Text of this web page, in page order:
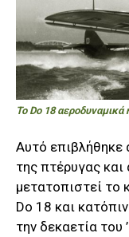
To Do 18
Αυτό επιβλήθηκε
της πτέρυγας
μετατοπιστεί το
Do 18 και
την δεκαετία